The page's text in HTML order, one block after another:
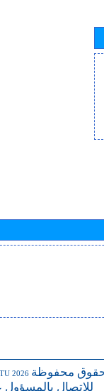
2026 محفوظة
للاتصال